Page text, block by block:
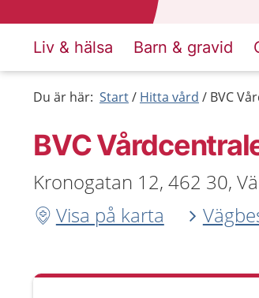
Liv & hälsa Barn & gravid
Du är här: Start Hitta vård BVC
BVC
Kronogatan 12, 462 30,
Visa på karta